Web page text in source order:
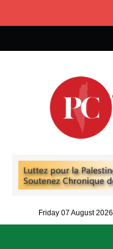
Friday 07 August 2026